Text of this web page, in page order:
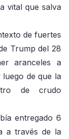
vital que salva
de fuertes
Trump del 28
aranceles a
de que la
de crudo
entregado 6
a través de la